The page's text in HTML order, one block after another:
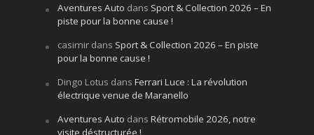
Aventures Auto dans Sport & Collection 2026 – En
piste pour la bonne cause !
casimirdans Sport & Collection 2026 – En piste
pour la bonne cause !
Dingo Lotus dans Ferrari Luce : La révolution
électrique venue de Maranello
Aventures Auto dans Rétromobile 2026, notre
visite déstructurée !